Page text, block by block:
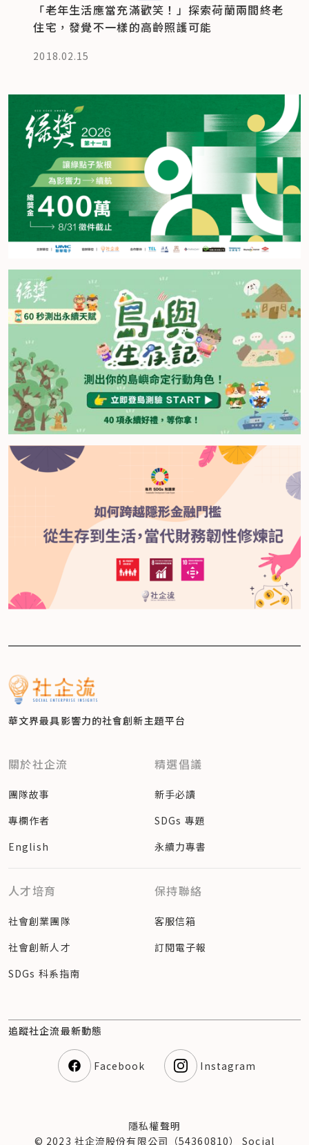
「老年生活應當充滿歡笑！」探索荷蘭兩間終老
住宅，發覺不一樣的高齡照護可能
2018.02.15
華文界最具影響力的社會創新主題平台
關於社企流
團隊故事
專欄作者
English
精選倡議
新手必讀
SDGs 專題
永續力專書
人才培育
社會創業團隊
社會創新人才
SDGs 科系指南
保持聯絡
客服信箱
訂閱電子報
追蹤社企流最新動態
Facebook Instagram
隱私權聲明
© 2023 社企流股份有限公司（54360810） Social